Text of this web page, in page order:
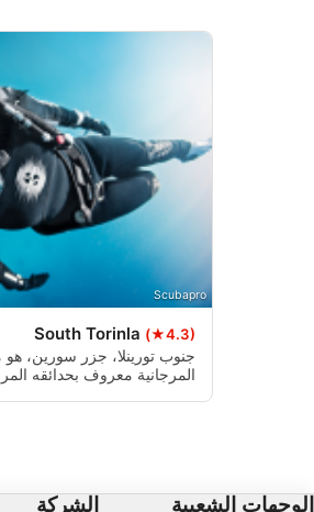
Scubapro
South Torinla (★4.3)
جنوب تورينلا، جزر سورين،
المرجانية معروف بحدائقه
الوجهات الشعبية الشركة
فهم
أغراض المعالجة غير المتعلقة بـ IAB: